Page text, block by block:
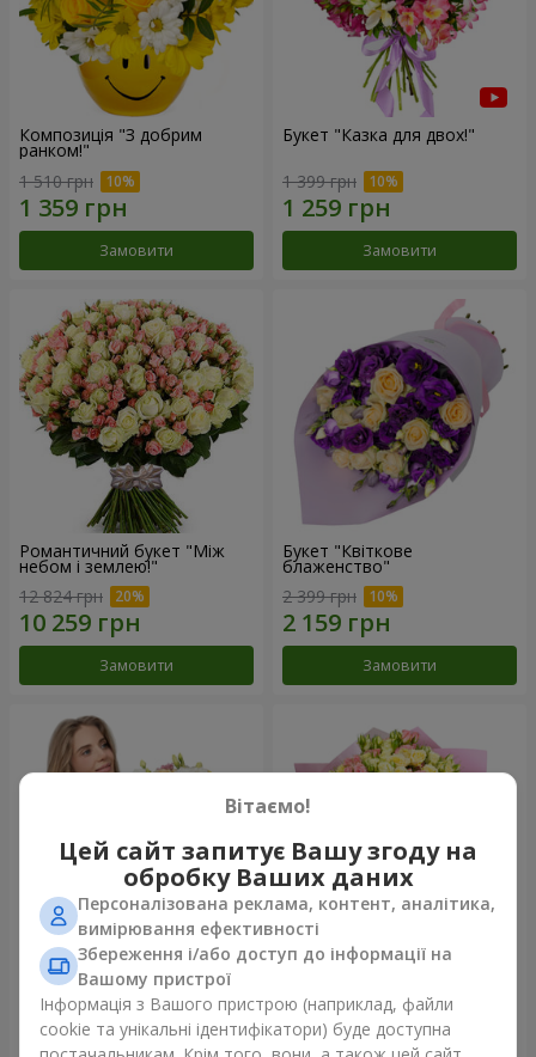
Композиція "З добрим
ранком!"
1 510 грн
Замовити
Букет "Казка для двох!"
1 399 грн
Замовити
Романтичний букет "Між
небом і землею!"
12 824 грн
Замовити
Букет "Квіткове
блаженство"
2 399 грн
Замовити
Букет "Королеві серця"
2 332 грн
Мікс "Планета троянд" із 51
6 587 грн
Вітаємо!
Цей сайт запитує Вашу згоду на
обробку Ваших даних
Персоналізована реклама, контент, аналітика,
вимірювання ефективності
Збереження і/або доступ до інформації на
Вашому пристрої
Інформація з Вашого пристрою (наприклад, файли
cookie та унікальні ідентифікатори) буде доступна